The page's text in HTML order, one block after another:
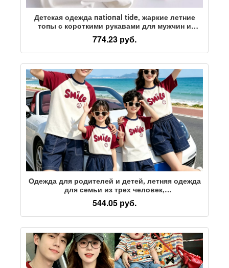
Детская одежда national tide, жаркие летние
топы с короткими рукавами для мужчин и
женщин, детские футболки, детская одежда из
чистого хлопка, приятная для кожи, семейная
одежда для родителей и детей
774.23 руб.
Одежда для родителей и детей, летняя одежда
для семьи из трех человек,
высококачественная одежда для мамы и
женская одежда для семьи из четырех человек,
футболка для матери и ребенка, новинка 2026
544.05 руб.